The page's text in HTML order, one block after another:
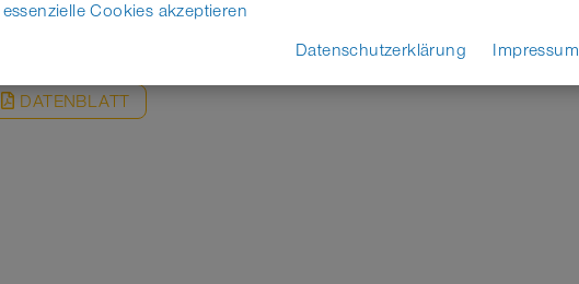
ANFRAGEN
DATENBLATT
Cookies akzeptieren
Datenschutzerklärung
Impressum